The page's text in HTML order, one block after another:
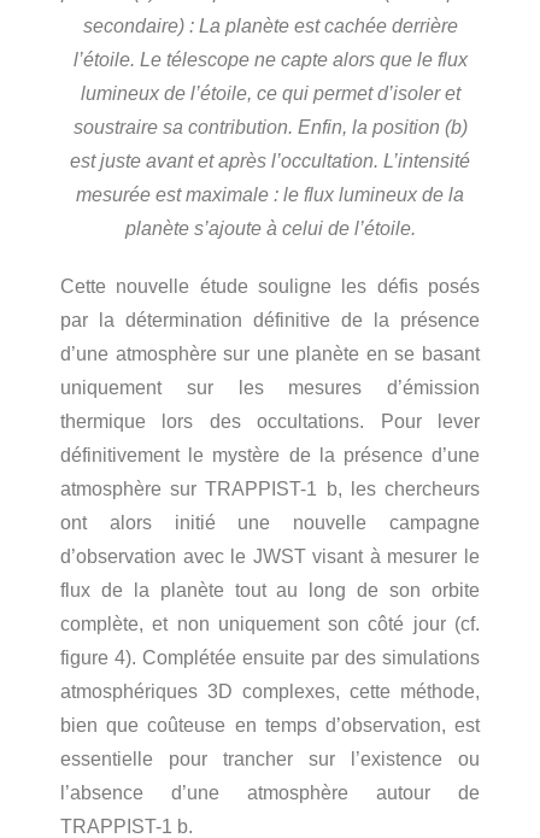
secondaire) : La planète est cachée derrière
l’étoile. Le télescope ne capte alors que le flux
lumineux de l’étoile, ce qui permet d’isoler et
soustraire sa contribution. Enfin, la position (b)
est juste avant et après l’occultation. L’intensité
mesurée est maximale : le flux lumineux de la
planète s’ajoute à celui de l’étoile.
Cette nouvelle étude souligne les défis posés
par la détermination définitive de la présence
d’une atmosphère sur une planète en se basant
uniquement sur les mesures d’émission
thermique lors des occultations. Pour lever
définitivement le mystère de la présence d’une
atmosphère sur TRAPPIST-1 b, les chercheurs
ont alors initié une nouvelle campagne
d’observation avec le JWST visant à mesurer le
flux de la planète tout au long de son orbite
complète, et non uniquement son côté jour (cf.
figure 4). Complétée ensuite par des simulations
atmosphériques 3D complexes, cette méthode,
bien que coûteuse en temps d’observation, est
essentielle pour trancher sur l’existence ou
l’absence d’une atmosphère autour de
TRAPPIST-1 b.